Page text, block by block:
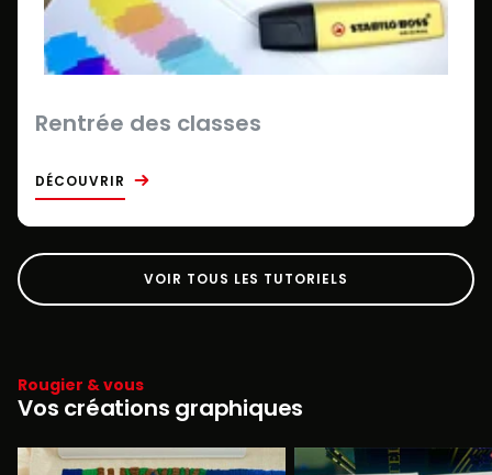
Rentrée des classes
DÉCOUVRIR
VOIR TOUS LES TUTORIELS
Rougier & vous
Vos créations graphiques